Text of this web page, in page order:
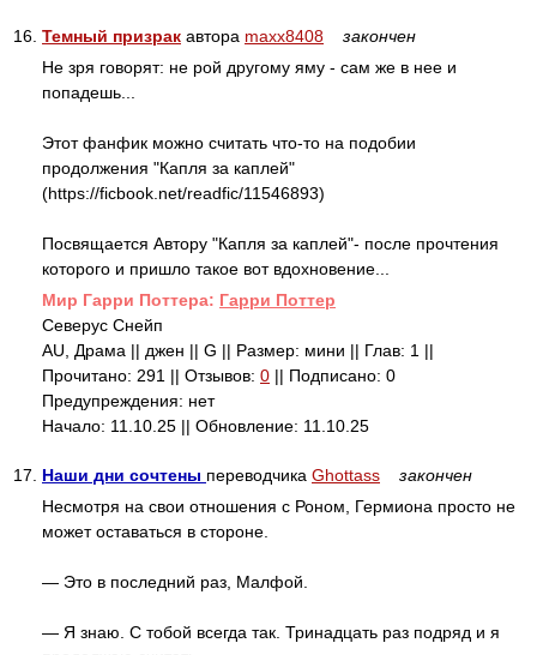
16. Темный призрак автора maxx8408
закончен
Не зря говорят: не рой другому яму - сам же в нее и
попадешь...
Этот фанфик можно считать что-то на подобии
продолжения "Капля за каплей"
(https://ficbook.net/readfic/11546893)
Посвящается Автору "Капля за каплей"- после прочтения
которого и пришло такое вот вдохновение...
Mир Гарри Поттера: Гарри Поттер
Северус Снейп
AU, Драма || джен || G || Размер: мини || Глав: 1 ||
Прочитано: 291 || Отзывов: 0 || Подписано: 0
Предупреждения: нет
Начало: 11.10.25 || Обновление: 11.10.25
17. Наши дни сочтены переводчика Ghottass
закончен
Несмотря на свои отношения с Роном, Гермиона просто не
может оставаться в стороне.
— Это в последний раз, Малфой.
— Я знаю. С тобой всегда так. Тринадцать раз подряд и я